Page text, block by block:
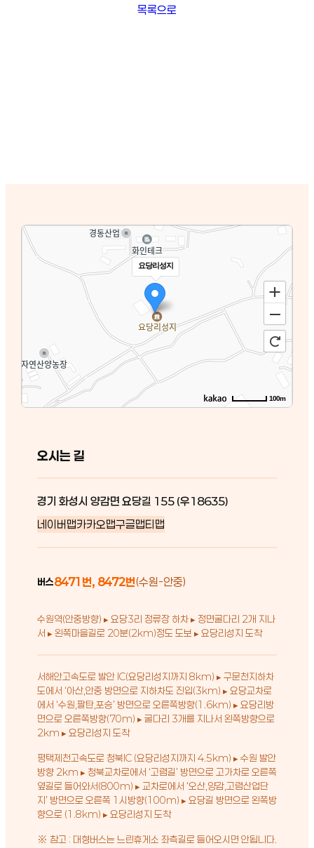
목록으로
요당리성지
100m
오시는 길
경기 화성시 양감면 요당길 155 (우18635)
네이버맵카카오맵구글맵티맵
버스8471번, 8472번(수원-안중)
수원역(안중방향) ▸ 요당3리 정류장 하차 ▸ 정면굴다리 2개 지나
서 ▸ 왼쪽마을길로 20분(2km)정도 도보 ▸ 요당리성지 도착
서해안고속도로 발안 IC(요당리성지까지 8km) ▸ 구문천지하차
도에서 ‘아산,안중 방면으로 지하차도 진입(3km) ▸ 요당교차로
에서 ‘수원,팔탄,포승’ 방면으로 오른쪽방향(1.6km) ▸ 요당리방
면으로 오른쪽방향(70m) ▸ 굴다리 3개를 지나서 왼쪽방향으로
2km ▸ 요당리성지 도착
평택제천고속도로 청북IC (요당리성지까지 4.5km) ▸ 수원 발안
방향 2km ▸ 청북교차로에서 ‘고렴길’ 방면으로 고가차로 오른쪽
옆길로 들어와서(800m) ▸ 교차로에서 ‘오산,양감,고렴산업단
지’ 방면으로 오른쪽 1시방향(100m) ▸ 요당길 방면으로 왼쪽방
향으로 (1.8km) ▸ 요당리성지 도착
※ 참고 : 대형버스는 느린휴게소 좌측길로 들어오시면 안됩니다.